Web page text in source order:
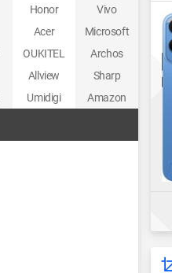
Honor
Vivo
Acer
Microsoft
OUKITEL
Archos
Allview
Sharp
Umidigi Amazon